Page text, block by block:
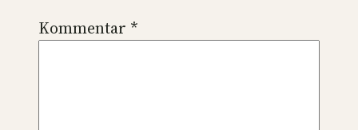
Kommentar *